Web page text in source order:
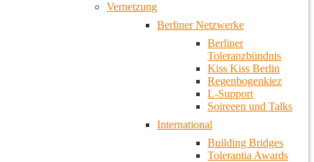
Vernetzung
Berliner Netzwerke
Berliner
Toleranzbündnis
Kiss Kiss Berlin
Regenbogenkiez
L-Support
Soireeen und Talks
International
Building Bridges
Tolerantia Awards